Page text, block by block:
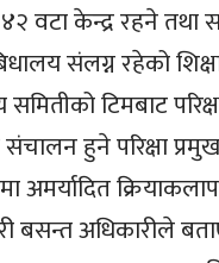
वटा केन्द्र रहने
संलग्न रहेको
समितीको टिमबाट
संचालन हुने परिक्षा
अमर्यादित
बसन्त अधिकारीले